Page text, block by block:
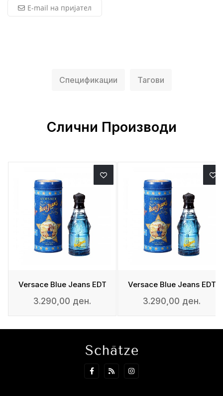
E-mail на пријател
Спецификации Тагови
Слични Производи
Versace Blue Jeans EDT
3.290,00 ден.
Versace Blue Jeans EDT
3.290,00 ден.